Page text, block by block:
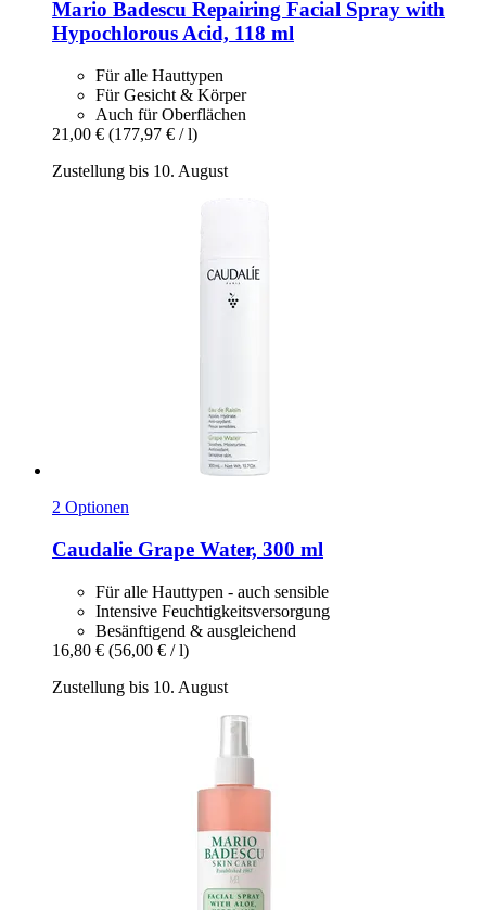
Mario Badescu Repairing Facial Spray with
Hypochlorous Acid, 118 ml
Für alle Hauttypen
Für Gesicht & Körper
Auch für Oberflächen
21,00 € (177,97 € / l)
Zustellung bis 10. August
2 Optionen
Caudalie Grape Water, 300 ml
Für alle Hauttypen - auch sensible
Intensive Feuchtigkeitsversorgung
Besänftigend & ausgleichend
16,80 € (56,00 € / l)
Zustellung bis 10. August